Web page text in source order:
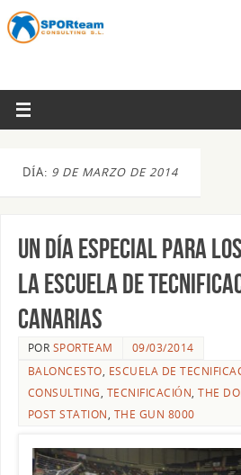
DÍA: 9 DE MARZO DE 2014
Un día especial para
la Escuela de
Canarias
POR SPORTEAM
09/03/2014
BALONCESTO, ESCUELA DE
CONSULTING, TECNIFICACIÓN,THE
POST STATION, THE GUN 8000